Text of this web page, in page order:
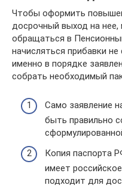
Чтобы оформить
досрочный выход на нее,
обращаться в
начисляться прибавки
именно в порядке
собрать необходимый
Само заявление
быть правильно
Копия паспорта
имеет
подходит для